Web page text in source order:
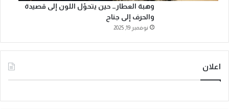
وهبة العطار… حين يتحوّل اللون إلى قصيدة
والحرف إلى جناح
نوفمبر 19, 2025
اعلان